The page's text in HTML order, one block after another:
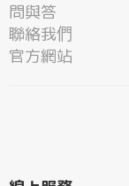
問與答
聯絡我們
官方網站